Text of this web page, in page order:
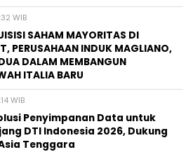
WIB
SAHAM MAYORITAS DI
PERUSAHAAN INDUK MAGLIANO,
DALAM MEMBANGUN
ITALIA BARU
WIB
Penyimpanan Data untuk
DTI Indonesia 2026, Dukung
Tenggara